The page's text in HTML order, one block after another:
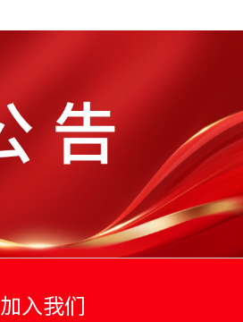
加入我们